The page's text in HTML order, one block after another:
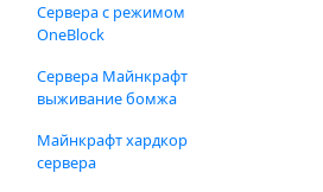
Сервера с режимом
OneBlock
Сервера Майнкрафт
выживание бомжа
Майнкрафт хардкор
сервера